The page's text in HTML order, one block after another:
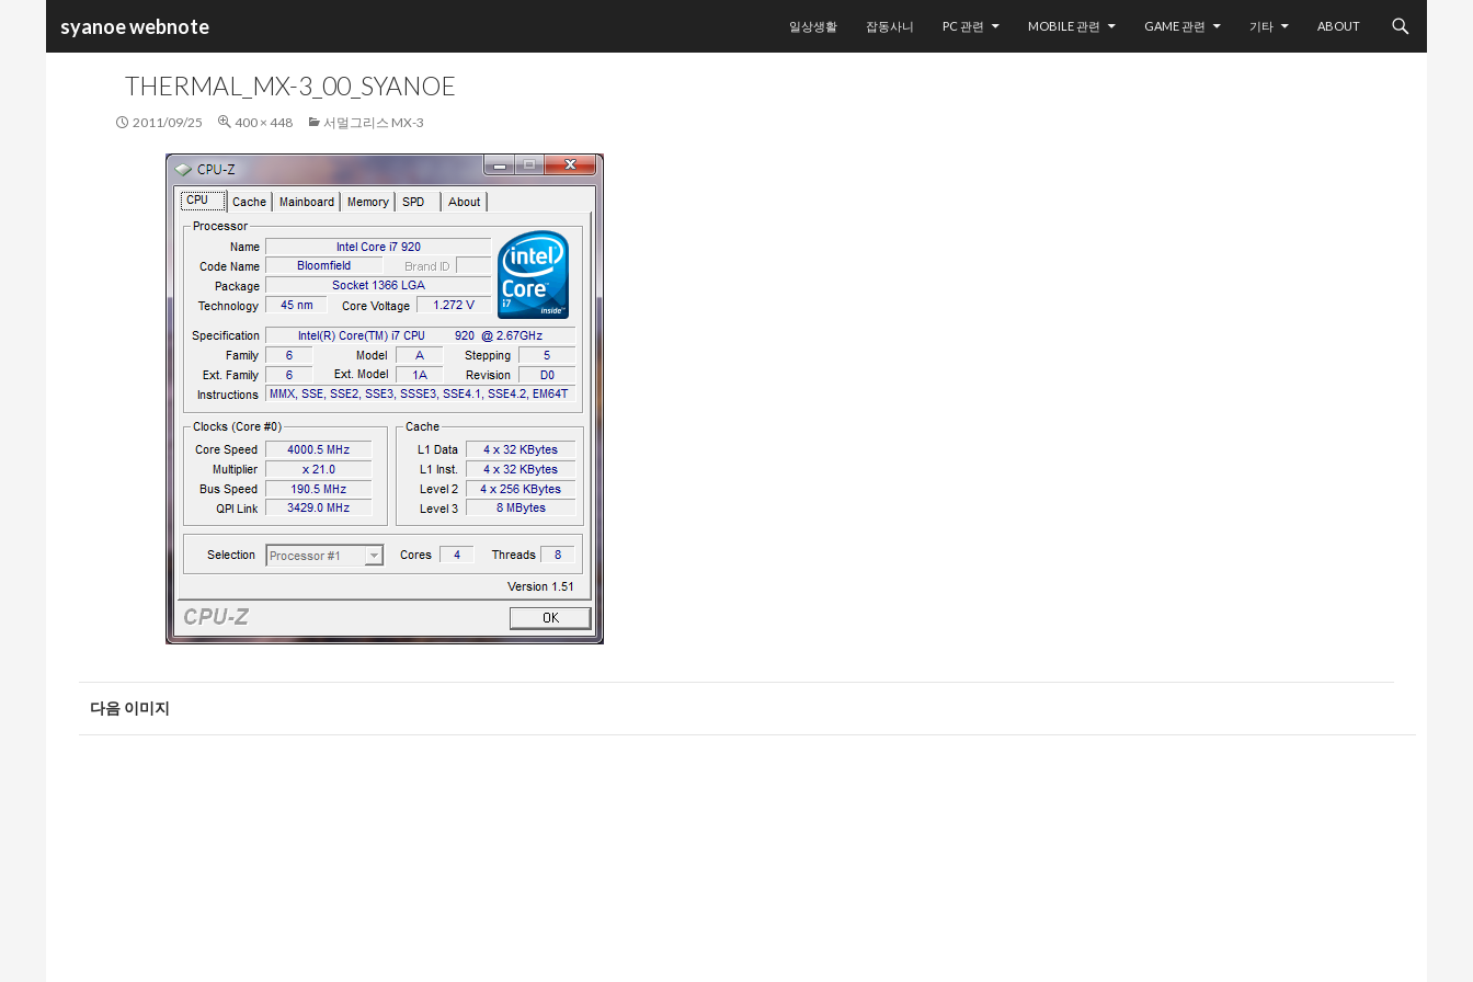
syanoe webnote
색
일상생활
잡동사니 PC 관련 MOBILE 관련 GAME 관련 기타 ABOUT
THERMAL_MX-3_00_SYANOE
2011/09/25 400 × 448 서멀그리스 MX-3
다음 이미지